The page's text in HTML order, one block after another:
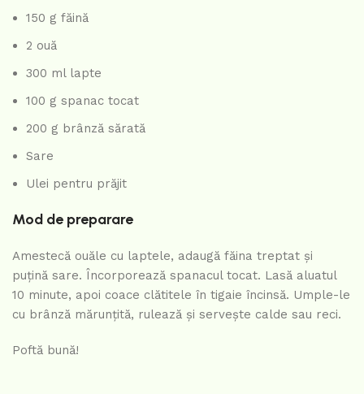
150 g făină
2 ouă
300 ml lapte
100 g spanac tocat
200 g brânză sărată
Sare
Ulei pentru prăjit
Mod de preparare
Amestecă ouăle cu laptele, adaugă făina treptat și
puțină sare. Încorporează spanacul tocat. Lasă aluatul
10 minute, apoi coace clătitele în tigaie încinsă. Umple-le
cu brânză mărunțită, rulează și servește calde sau reci.
Poftă bună!